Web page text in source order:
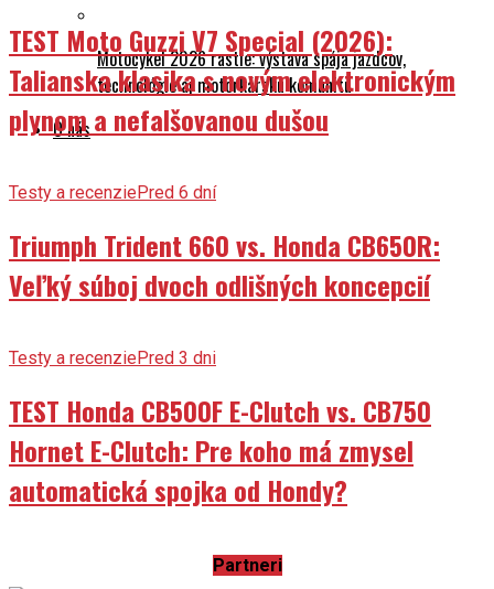
Motocykel 2026 rastie: výstava spája jazdcov,
technológie aj motorkársku komunitu
O nás
TEST Moto Guzzi V7 Special (2026):
Talianska klasika s novým elektronickým
plynom a nefalšovanou dušou
Testy a recenziePred 6 dní
Triumph Trident 660 vs. Honda CB650R:
Veľký súboj dvoch odlišných koncepcií
Testy a recenziePred 3 dni
TEST Honda CB500F E-Clutch vs. CB750
Hornet E-Clutch: Pre koho má zmysel
automatická spojka od Hondy?
Partneri